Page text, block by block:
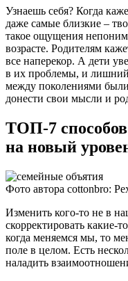
Узнаешь себя? Когда
даже самые близкие –
такое ощущения
возрасте. Родителям
все наперекор. А дети
в их проблемы, и
между поколениями
донести свои мысли и
ТОП-7
на новый
Фото автора cottonbro:
Изменить кого-то не в
скорректировать какие-
когда меняемся мы, то
поле в целом. Есть
наладить